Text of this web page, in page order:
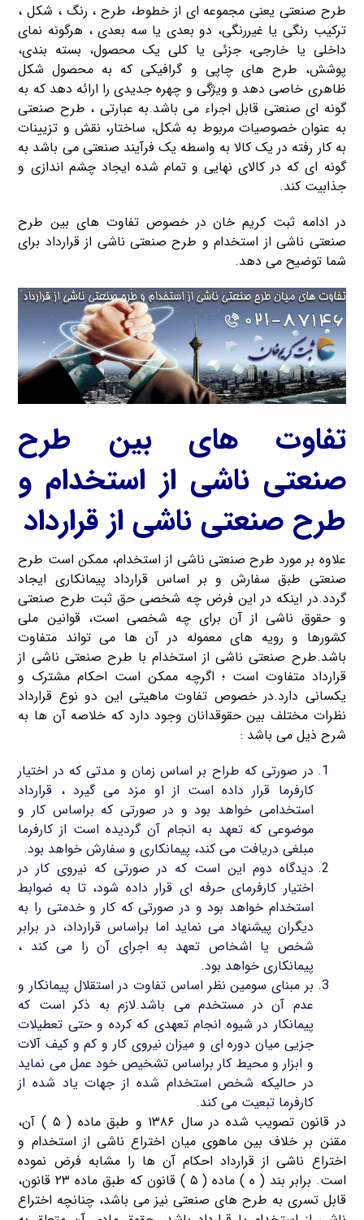
طرح صنعتی یعنی مجموعه ای از خطوط، طرح ، رنگ ، شکل ،
ترکیب رنگی یا غیررنگی، دو بعدی یا سه بعدی ، هرگونه نمای
داخلی یا خارجی، جزئی یا کلی یک محصول، بسته بندی،
پوشش، طرح های چاپی و گرافیکی که به محصول شکل
ظاهری خاصی دهد و ویژگی و چهره جدیدی را ارائه دهد که به
گونه ای صنعتی قابل اجراء می باشد.به عبارتی ، طرح صنعتی
به عنوان خصوصیات مربوط به شکل، ساختار، نقش و تزیینات
به کار رفته در یک کالا به واسطه یک فرآیند صنعتی می باشد به
گونه ای که در کالای نهایی و تمام شده ایجاد چشم اندازی و
جذابیت کند.
در ادامه ثبت کریم خان در خصوص تفاوت های بین طرح
صنعتی ناشی از استخدام و طرح صنعتی ناشی از قرارداد برای
شما توضیح می دهد.
تفاوت های بین طرح
صنعتی ناشی از استخدام و
طرح صنعتی ناشی از قرارداد
علاوه بر مورد طرح صنعتی ناشی از استخدام، ممکن است طرح
صنعتی طبق سفارش و بر اساس قرارداد پیمانکاری ایجاد
گردد.در اینکه در این فرض چه شخصی حق ثبت طرح صنعتی
و حقوق ناشی از آن برای چه شخصی است، قوانین ملی
کشورها و رویه های معموله در آن ها می تواند متفاوت
باشد.طرح صنعتی ناشی از استخدام با طرح صنعتی ناشی از
قرارداد متفاوت است ؛ اگرچه ممکن است احکام مشترک و
یکسانی دارد.در خصوص تفاوت ماهیتی این دو نوع قرارداد
نظرات مختلف بین حقوقدانان وجود دارد که خلاصه آن ها به
شرح ذیل می باشد :
در صورتی که طراح بر اساس زمان و مدتی که در اختیار
کارفرما قرار داده است از او مزد می گیرد ، قرارداد
استخدامی خواهد بود و در صورتی که براساس کار و
موضوعی که تعهد به انجام آن گردیده است از کارفرما
مبلغی دریافت می کند، پیمانکاری و سفارش خواهد بود.
دیدگاه دوم این است که در صورتی که نیروی کار در
اختیار کارفرمای حرفه ای قرار داده شود، تا به ضوابط
استخدام خواهد بود و در صورتی که کار و خدمتی را به
دیگران پیشنهاد می نماید اما براساس قرارداد، در برابر
شخص یا اشخاص تعهد به اجرای آن را می کند ،
پیمانکاری خواهد بود.
بر مبنای سومین نظر اساس تفاوت در استقلال پیمانکار و
عدم آن در مستخدم می باشد.لازم به ذکر است که
پیمانکار در شیوه انجام تعهدی که کرده و حتی تعطیلات
جزیی میان دوره ای و میزان نیروی کار و کم و کیف آلات
و ابزار و محیط کار براساس تشخیص خود عمل می نماید
در حالیکه شخص استخدام شده از جهات یاد شده از
کارفرما تبعیت می کند.
در قانون تصویب شده در سال ۱۳۸۶ و طبق ماده ( ۵ ) آن،
مقنن بر خلاف بین ماهوی میان اختراع ناشی از استخدام و
اختراع ناشی از قرارداد احکام آن ها را مشابه فرض نموده
است. برابر بند ( ه ) ماده ( ۵ ) قانون که طبق ماده ۲۳ قانون،
قابل تسری به طرح های صنعتی نیز می باشد، چنانچه اختراع